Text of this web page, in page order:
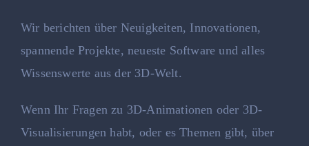
Wir berichten über Neuigkeiten, Innovationen,
spannende Projekte, neueste Software und alles
Wissenswerte aus der 3D-Welt.
Wenn Ihr Fragen zu 3D-Animationen oder 3D-
Visualisierungen habt, oder es Themen gibt, über